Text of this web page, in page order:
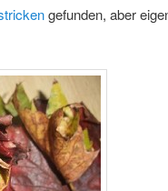
gefunden, aber